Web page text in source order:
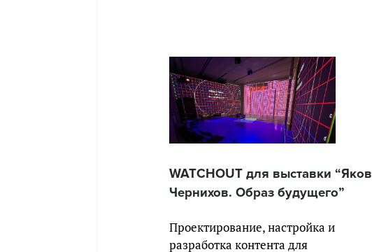
WATCHOUT для выставки “Яков
Чернихов. Образ будущего”
Проектирование, настройка и
разработка контента для